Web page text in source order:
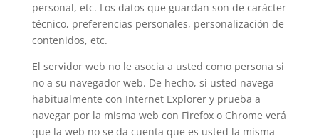
personal, etc. Los datos que guardan son de carácter
técnico, preferencias personales, personalización de
contenidos, etc.
El servidor web no le asocia a usted como persona si
no a su navegador web. De hecho, si usted navega
habitualmente con Internet Explorer y prueba a
navegar por la misma web con Firefox o Chrome verá
que la web no se da cuenta que es usted la misma